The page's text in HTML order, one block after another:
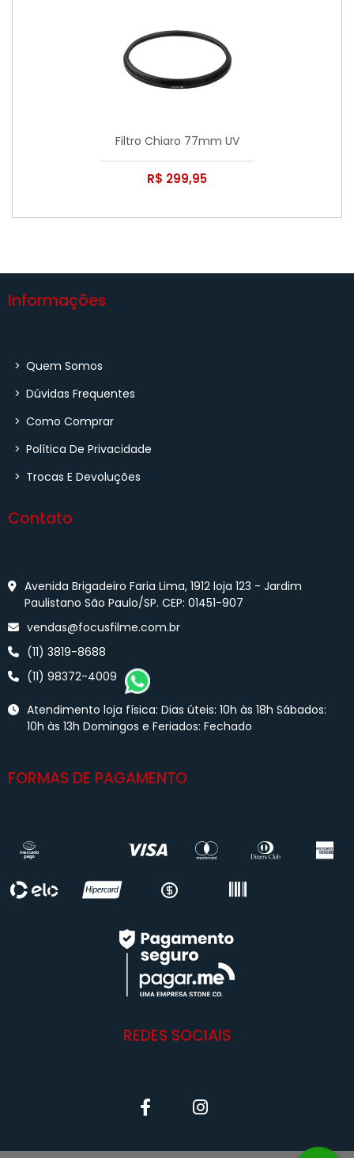
Filtro Chiaro 77mm UV
R$ 299,95
Informações
> Quem Somos
> Dúvidas Frequentes
> Como Comprar
> Política De Privacidade
> Trocas E Devoluções
Contato
Avenida Brigadeiro Faria Lima, 1912 loja 123 - Jardim
Paulistano São Paulo/SP. CEP: 01451-907
vendas@focusfilme.com.br
(11) 3819-8688
(11) 98372-4009
Atendimento loja física: Dias úteis: 10h às 18h Sábados:
10h às 13h Domingos e Feriados: Fechado
FORMAS DE PAGAMENTO
REDES SOCIAIS